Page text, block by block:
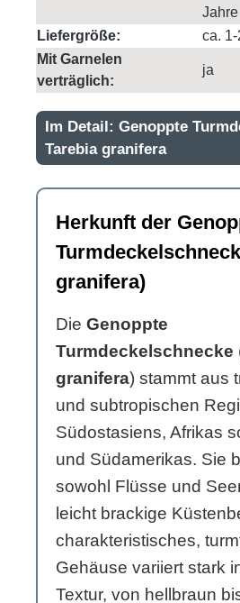
Jahre
Liefergröße:
ca.
Mit Garnelen
verträglich:
ja
Im Detail: Genoppte
Tarebia granifera
Herkunft der
granifera)
Die Genoppte
Turmdeckelschnecke
granifera) stammt aus
und subtropischen
Südostasiens, Afrikas
und Südamerikas. Sie
sowohl Flüsse und
leicht brackige
charakteristisches,
Gehäuse variiert stark
Textur, von hellbraun